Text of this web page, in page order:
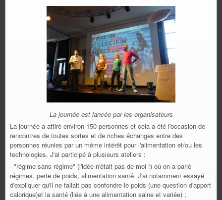
La journée est lancée par les organisateurs
La journée a attiré environ 150 personnes et cela a été l'occasion de
rencontres de toutes sortes et de riches échanges entre des
personnes réunies par un même intérêt pour l'alimentation et/ou les
technologies. J'ai participé à plusieurs ateliers :
- "régime sans régime" (l'idée n'était pas de moi !) où on a parlé
régimes, perte de poids, alimentation santé. J'ai notamment essayé
d'expliquer qu'il ne fallait pas confondre le poids (une question d'apport
calorique)et la santé (liée à une alimentation saine et variée) ;